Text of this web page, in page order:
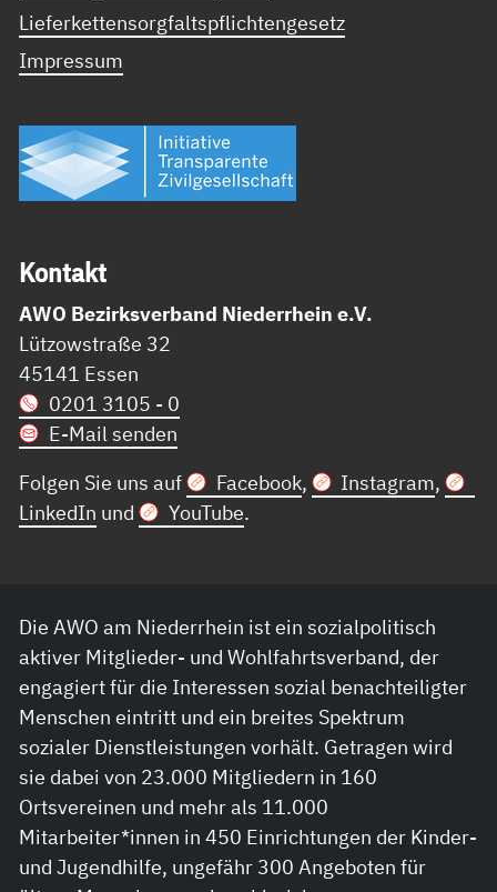
Lieferkettensorgfaltspflichtengesetz
Impressum
Kon­takt
AWO Bezirksverband Niederrhein e.V.
Lützowstraße 32
45141 Essen
0201 3105 - 0
E-Mail senden
Folgen Sie uns auf
Facebook, Instagram,
LinkedIn und YouTube.
Die AWO am Niederrhein ist ein sozialpolitisch
aktiver Mitglieder- und Wohlfahrtsverband, der
engagiert für die Interessen sozial benachteiligter
Menschen eintritt und ein breites Spektrum
sozialer Dienstleistungen vorhält. Getragen wird
sie dabei von 23.000 Mitgliedern in 160
Ortsvereinen und mehr als 11.000
Mitarbeiter*innen in 450 Einrichtungen der Kinder-
und Jugendhilfe, ungefähr 300 Angeboten für